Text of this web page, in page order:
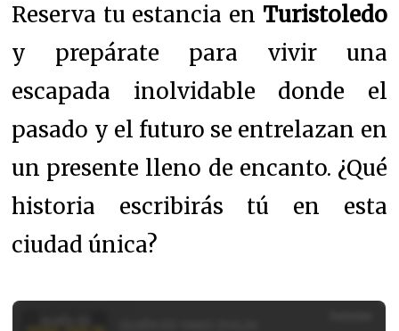
Reserva tu estancia en Turistoledo
y prepárate para vivir una
escapada inolvidable donde el
pasado y el futuro se entrelazan en
un presente lleno de encanto. ¿Qué
historia escribirás tú en esta
ciudad única?